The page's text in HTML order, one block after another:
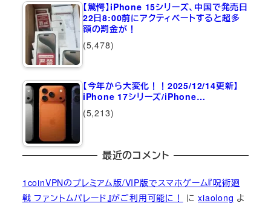
【驚愕】iPhone 15シリーズ、中国で発売日
22日8:00前にアクティベートすると超多
額の罰金が！
(5,478)
【今年から大変化！！2025/12/14更新】
iPhone 17シリーズ/iPhone…
(5,213)
最近のコメント
1coinVPNのプレミアム版/VIP版でスマホゲーム『呪術廻
戦 ファントムパレード』がご利用可能に！
にxiaolong よ